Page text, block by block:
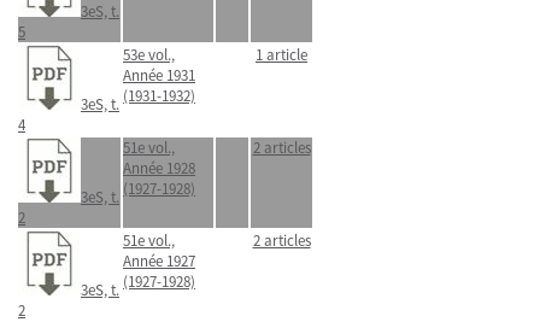
3eS, t.
5
3eS, t.
4
53e vol.,
Année 1931
(1931-1932)
1 article
3eS, t.
2
51e vol.,
Année 1928
(1927-1928)
2 articles
3eS, t.
2
51e vol.,
Année 1927
(1927-1928)
2 articles